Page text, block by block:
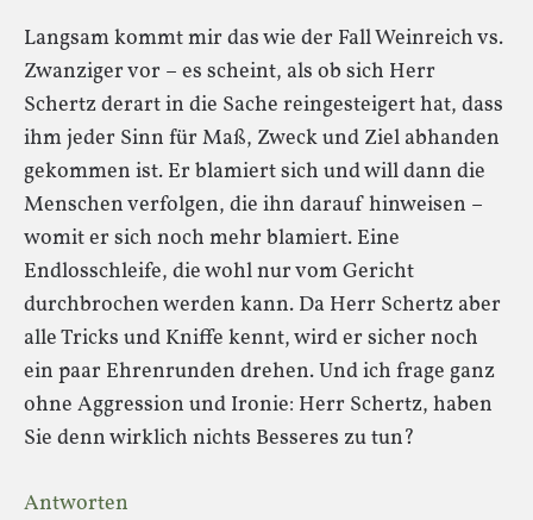
Langsam kommt mir das wie der Fall Weinreich vs.
Zwanziger vor – es scheint, als ob sich Herr
Schertz derart in die Sache reingesteigert hat, dass
ihm jeder Sinn für Maß, Zweck und Ziel abhanden
gekommen ist. Er blamiert sich und will dann die
Menschen verfolgen, die ihn darauf hinweisen –
womit er sich noch mehr blamiert. Eine
Endlosschleife, die wohl nur vom Gericht
durchbrochen werden kann. Da Herr Schertz aber
alle Tricks und Kniffe kennt, wird er sicher noch
ein paar Ehrenrunden drehen. Und ich frage ganz
ohne Aggression und Ironie: Herr Schertz, haben
Sie denn wirklich nichts Besseres zu tun?
Antworten